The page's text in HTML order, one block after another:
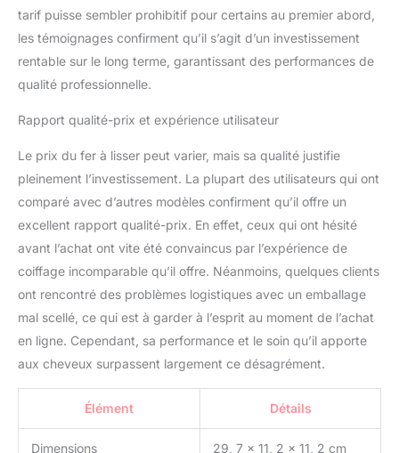
tarif puisse sembler prohibitif pour certains au premier abord,
les témoignages confirment qu’il s’agit d’un investissement
rentable sur le long terme, garantissant des performances de
qualité professionnelle.
Rapport qualité-prix et expérience utilisateur
Le prix du fer à lisser peut varier, mais sa qualité justifie
pleinement l’investissement. La plupart des utilisateurs qui ont
comparé avec d’autres modèles confirment qu’il offre un
excellent rapport qualité-prix. En effet, ceux qui ont hésité
avant l’achat ont vite été convaincus par l’expérience de
coiffage incomparable qu’il offre. Néanmoins, quelques clients
ont rencontré des problèmes logistiques avec un emballage
mal scellé, ce qui est à garder à l’esprit au moment de l’achat
en ligne. Cependant, sa performance et le soin qu’il apporte
aux cheveux surpassent largement ce désagrément.
Élément Détails
Dimensions 29, 7 x 11, 2 x 11, 2 cm